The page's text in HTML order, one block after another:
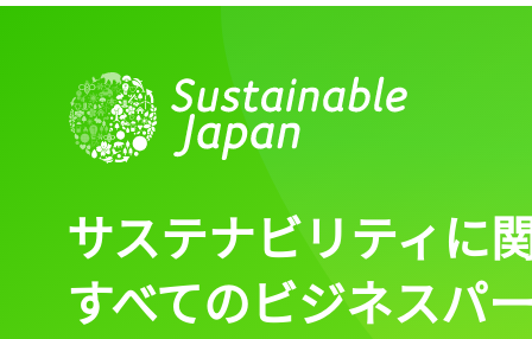
サステナビリティに
すべてのビジネスパ